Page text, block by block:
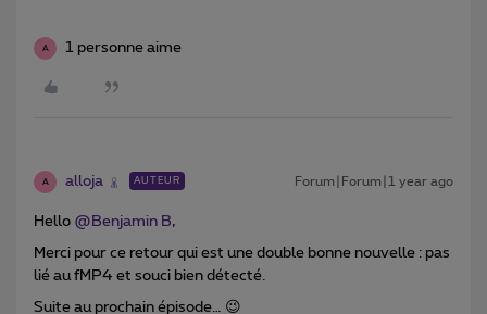
A 1 personne aime
A alloja AUTEUR Forum|Forum|1 year ago
Hello ​ @Benjamin B,
Merci pour ce retour qui est une double bonne nouvelle : pas
lié au fMP4 et souci bien détecté.
Suite au prochain épisode… 😉